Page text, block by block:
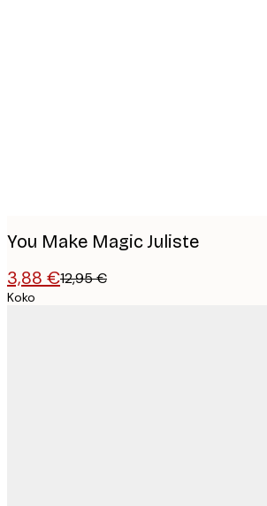
You Make Magic Juliste
3,88 €12,95 €
Koko